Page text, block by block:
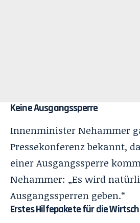
Keine Ausgangssperre
Innenminister Nehammer
Pressekonferenz bekannt,
einer Ausgangssperre
Nehammer: „Es wird
Ausgangssperren geben.“
Erstes Hilfepakete für die